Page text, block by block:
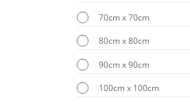
70cm x 70cm
80cm x 80cm
90cm x 90cm
100cm x 100cm